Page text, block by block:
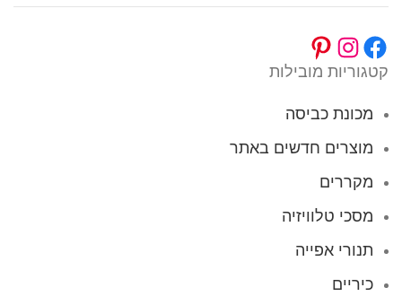
קטגוריות מובילות
מכונת כביסה
מוצרים חדשים באתר
מקררים
מסכי טלוויזיה
תנורי אפייה
כיריים